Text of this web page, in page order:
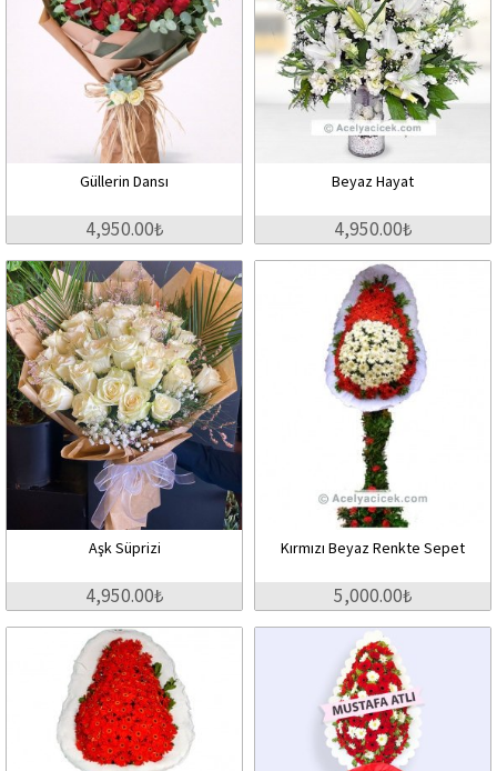
Güllerin Dansı
4,950.00₺
Beyaz Hayat
4,950.00₺
Aşk Süprizi
4,950.00₺
Kırmızı Beyaz Renkte Sepet
5,000.00₺